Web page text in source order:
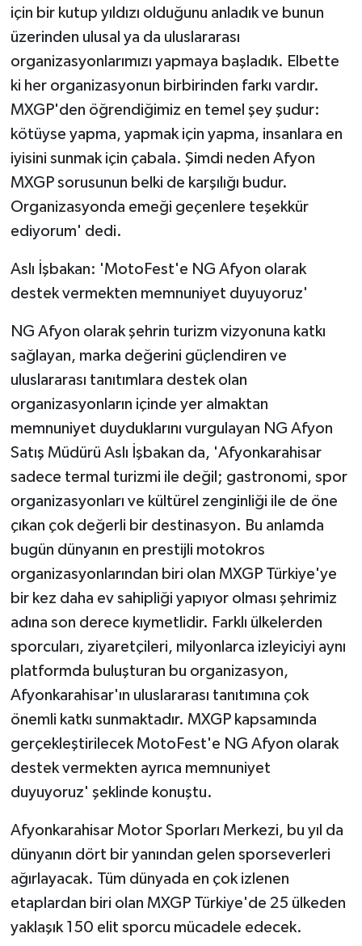
için bir kutup yıldızı olduğunu anladık ve bunun
üzerinden ulusal ya da uluslararası
organizasyonlarımızı yapmaya başladık. Elbette
ki her organizasyonun birbirinden farkı vardır.
MXGP'den öğrendiğimiz en temel şey şudur:
kötüyse yapma, yapmak için yapma, insanlara en
iyisini sunmak için çabala. Şimdi neden Afyon
MXGP sorusunun belki de karşılığı budur.
Organizasyonda emeği geçenlere teşekkür
ediyorum' dedi.
Aslı İşbakan: 'MotoFest'e NG Afyon olarak
destek vermekten memnuniyet duyuyoruz'
NG Afyon olarak şehrin turizm vizyonuna katkı
sağlayan, marka değerini güçlendiren ve
uluslararası tanıtımlara destek olan
organizasyonların içinde yer almaktan
memnuniyet duyduklarını vurgulayan NG Afyon
Satış Müdürü Aslı İşbakan da, 'Afyonkarahisar
sadece termal turizmi ile değil; gastronomi, spor
organizasyonları ve kültürel zenginliği ile de öne
çıkan çok değerli bir destinasyon. Bu anlamda
bugün dünyanın en prestijli motokros
organizasyonlarından biri olan MXGP Türkiye'ye
bir kez daha ev sahipliği yapıyor olması şehrimiz
adına son derece kıymetlidir. Farklı ülkelerden
sporcuları, ziyaretçileri, milyonlarca izleyiciyi aynı
platformda buluşturan bu organizasyon,
Afyonkarahisar'ın uluslararası tanıtımına çok
önemli katkı sunmaktadır. MXGP kapsamında
gerçekleştirilecek MotoFest'e NG Afyon olarak
destek vermekten ayrıca memnuniyet
duyuyoruz' şeklinde konuştu.
Afyonkarahisar Motor Sporları Merkezi, bu yıl da
dünyanın dört bir yanından gelen sporseverleri
ağırlayacak. Tüm dünyada en çok izlenen
etaplardan biri olan MXGP Türkiye'de 25 ülkeden
yaklaşık 150 elit sporcu mücadele edecek.